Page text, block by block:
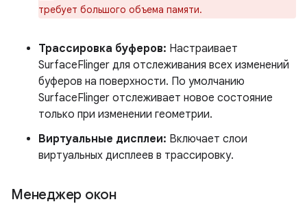
требует большого объема памяти.
Трассировка буферов: Настраивает
SurfaceFlinger для отслеживания всех изменений
буферов на поверхности. По умолчанию
SurfaceFlinger отслеживает новое состояние
только при изменении геометрии.
Виртуальные дисплеи: Включает слои
виртуальных дисплеев в трассировку.
Менеджер окон